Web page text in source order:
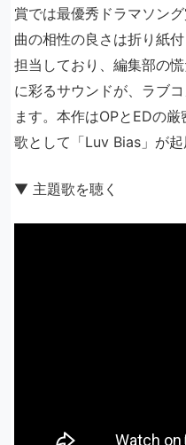
賞では最優秀ドラマソン
曲の相性の良さは折り紙
担当しており、編集部の
に彩るサウンドが、ラブ
ます。本作はOPとEDの
歌として「Luv Bias」が起
▼ 主題歌を聴く